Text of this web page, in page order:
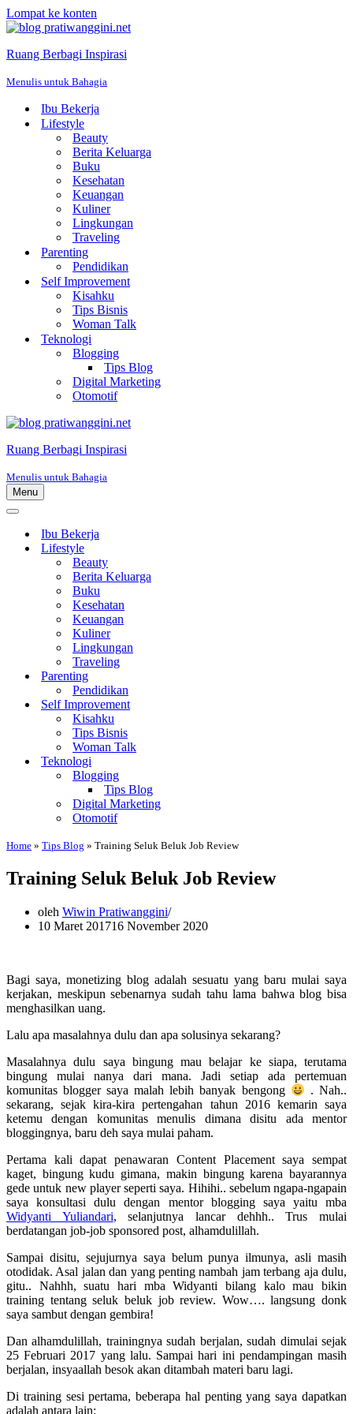
Lompat ke konten
Ruang Berbagi Inspirasi
Menulis untuk Bahagia
Ibu Bekerja
Lifestyle
Beauty
Berita Keluarga
Buku
Kesehatan
Keuangan
Kuliner
Lingkungan
Traveling
Parenting
Pendidikan
Self Improvement
Kisahku
Tips Bisnis
Woman Talk
Teknologi
Blogging
Tips Blog
Digital Marketing
Otomotif
Ruang Berbagi Inspirasi
Menulis untuk Bahagia
Menu
Menu
Menu
NavigasiIbu Bekerja
Lifestyle
Beauty
Berita Keluarga
Buku
Kesehatan
Keuangan
Kuliner
Lingkungan
Traveling
Parenting
Pendidikan
Self Improvement
Kisahku
Tips Bisnis
Woman Talk
Teknologi
Blogging
Tips Blog
Digital Marketing
Otomotif
Home » Tips Blog » Training Seluk Beluk Job Review
Training Seluk Beluk Job Review
oleh Wiwin Pratiwanggini
10 Maret 201716 November 2020
Bagi saya, monetizing blog adalah sesuatu yang baru mulai saya
kerjakan, meskipun sebenarnya sudah tahu lama bahwa blog bisa
menghasilkan uang.
Lalu apa masalahnya dulu dan apa solusinya sekarang?
Masalahnya dulu saya bingung mau belajar ke siapa, terutama
bingung mulai nanya dari mana. Jadi setiap ada pertemuan
komunitas blogger saya malah lebih banyak bengong
. Nah..
sekarang, sejak kira-kira pertengahan tahun 2016 kemarin saya
ketemu dengan komunitas menulis dimana disitu ada mentor
bloggingnya, baru deh saya mulai paham.
Pertama kali dapat penawaran Content Placement saya sempat
kaget, bingung kudu gimana, makin bingung karena bayarannya
gede untuk new player seperti saya. Hihihi.. sebelum ngapa-ngapain
saya konsultasi dulu dengan mentor blogging saya yaitu mba
Widyanti Yuliandari, selanjutnya lancar dehhh.. Trus mulai
berdatangan job-job sponsored post, alhamdulillah.
Sampai disitu, sejujurnya saya belum punya ilmunya, asli masih
otodidak. Asal jalan dan yang penting nambah jam terbang aja dulu,
gitu.. Nahhh, suatu hari mba Widyanti bilang kalo mau bikin
training tentang seluk beluk job review. Wow…. langsung donk
saya sambut dengan gembira!
Dan alhamdulillah, trainingnya sudah berjalan, sudah dimulai sejak
25 Februari 2017 yang lalu. Sampai hari ini pendampingan masih
berjalan, insyaallah besok akan ditambah materi baru lagi.
Di training sesi pertama, beberapa hal penting yang saya dapatkan
adalah antara lain: